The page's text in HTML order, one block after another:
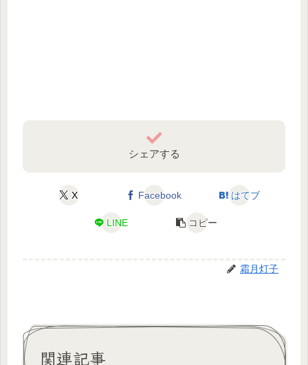
シェアする
X Facebook はてブ
LINE コピー
霜月灯子
関連記事